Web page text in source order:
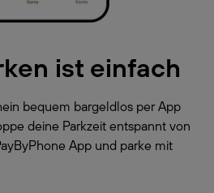
ist einfach
bequem bargeldlos per App
deine Parkzeit entspannt von
App und parke mit